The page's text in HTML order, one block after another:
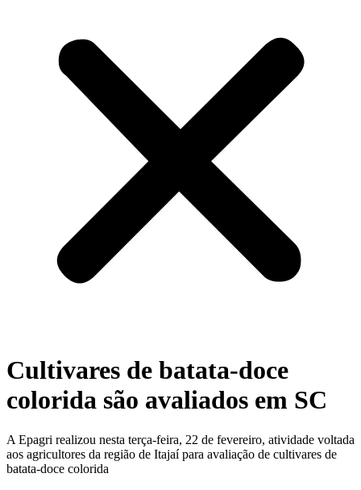
Cultivares de batata-doce
colorida são avaliados em SC
A Epagri realizou nesta terça-feira, 22 de fevereiro, atividade voltada
aos agricultores da região de Itajaí para avaliação de cultivares de
batata-doce colorida